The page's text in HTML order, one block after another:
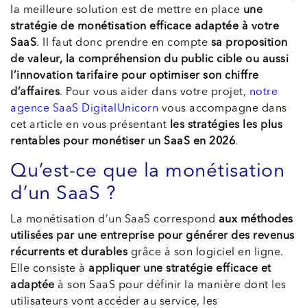
la meilleure solution est de mettre en place une
stratégie de monétisation efficace adaptée à votre
SaaS. Il faut donc prendre en compte sa proposition
de valeur, la compréhension du public cible ou aussi
l’innovation tarifaire pour optimiser son chiffre
d’affaires. Pour vous aider dans votre projet, notre
agence SaaS DigitalUnicorn vous accompagne dans
cet article en vous présentant
les stratégies les plus
rentables pour monétiser un SaaS en 2026.
Qu’est-ce que la monétisation
d’un SaaS ?
La monétisation d’un SaaS correspond aux méthodes
utilisées par une entreprise pour générer des revenus
récurrents et durables grâce à son logiciel en ligne.
Elle consiste à appliquer une stratégie efficace et
adaptée à son SaaS pour définir la manière dont les
utilisateurs vont accéder au service, les